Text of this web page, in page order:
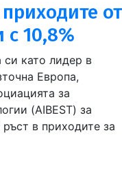
от
с 10,8%
си като лидер в
Европа,
за
(AIBEST) за
в приходите за